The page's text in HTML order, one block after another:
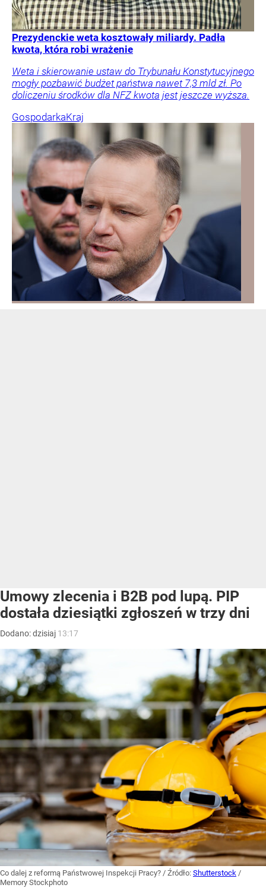
Prezydenckie weta kosztowały miliardy. Padła
kwota, która robi wrażenie
Weta i skierowanie ustaw do Trybunału Konstytucyjnego
mogły pozbawić budżet państwa nawet 7,3 mld zł. Po
doliczeniu środków dla NFZ kwota jest jeszcze wyższa.
GospodarkaKraj
Umowy zlecenia i B2B pod lupą. PIP
dostała dziesiątki zgłoszeń w trzy dni
Dodano:dzisiaj 13:17
Co dalej z reformą Państwowej Inspekcji Pracy? / Źródło: Shutterstock /
Memory Stockphoto